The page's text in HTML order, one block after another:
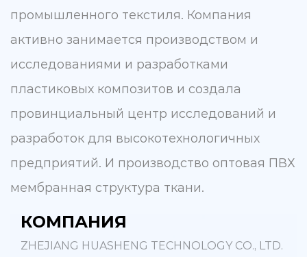
промышленного текстиля. Компания
активно занимается производством и
исследованиями и разработками
пластиковых композитов и создала
провинциальный центр исследований и
разработок для высокотехнологичных
предприятий. И производство оптовая ПВХ
мембранная структура ткани.
КОМПАНИЯ
ZHEJIANG HUASHENG TECHNOLOGY CO., LTD.